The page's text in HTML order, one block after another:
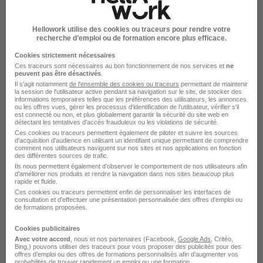
Technicien Chauffagiste H/F
Île-de-France CDI
1offre d'emploi chezVALTEC
FRANCE
Voir toutes les offres
1offre d'emploi chez VALTEC FRANCE
Filtres
Technicien Chauffagiste H/F
Hellowork utilise des cookies ou traceurs pour rendre votre
recherche d’emploi ou de formation encore plus efficace.
Cookies strictement nécessaires
Ces traceurs sont nécessaires au bon fonctionnement de nos services et ne
peuvent pas être désactivés
Il s'agit notamment de l'ensemble des cookies ou traceurs permettant de maintenir
la session de l'utilisateur active pendant sa navigation sur le site, de stocker des
informations temporaires telles que les préférences des utilisateurs, les annonces
ou les offres vues, gérer les processus d'identification de l'utilisateur, vérifier s'il
est connecté ou non, et plus globalement garantir la sécurité du site web en
détectant les tentatives d'accès frauduleux ou les violations de sécurité.
Ces cookies ou traceurs permettent également de piloter et suivre les sources
d'acquisition d'audience en utilisant un identifiant unique permettant de comprendre
comment nos utilisateurs naviguent sur nos sites et nos applications en fonction
des différentes sources de trafic.
Ils nous permettent également d’observer le comportement de nos utilisateurs afin
d'améliorer nos produits et rendre la navigation dans nos sites beaucoup plus
rapide et fluide.
Ces cookies ou traceurs permettent enfin de personnaliser les interfaces de
consultation et d'effectuer une présentation personnalisée des offres d'emploi ou
de formations proposées.
Cookies publicitaires
Avec votre accord , nous et nos partenaires (Facebook, Google Ads , Critéo,
Bing,) pouvons utiliser des traceurs pour vous proposer des publicités pour des
offres d’emploi ou des offres de formations personnalisés afin d’augmenter vos
probabilités de trouver rapidement un emploi ou une formation.